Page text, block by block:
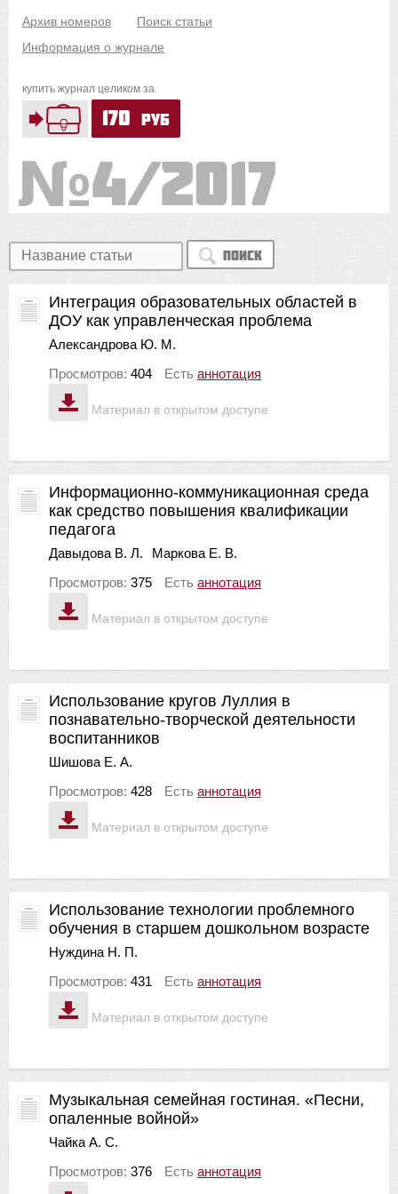
Архив номеров
Поиск статьи
Информация о журнале
купить журнал целиком за
170 руб
4/2017
Поиск
Материал в открытом доступе
Интеграция образовательных областей в
ДОУ как управленческая проблема
Александрова Ю. М.
Просмотров: 404 Есть аннотация
Материал в открытом доступе
Информационно-коммуникационная среда
как средство повышения квалификации
педагога
Давыдова В. Л.
Маркова Е. В.
Просмотров: 375 Есть аннотация
Материал в открытом доступе
Использование кругов Луллия в
познавательно-творческой деятельности
воспитанников
Шишова Е. А.
Просмотров: 428 Есть аннотация
Материал в открытом доступе
Использование технологии проблемного
обучения в старшем дошкольном возрасте
Нуждина Н. П.
Просмотров: 431 Есть аннотация
Музыкальная семейная гостиная. «Песни,
опаленные войной»
Чайка А. С.
Просмотров: 376 Есть аннотация